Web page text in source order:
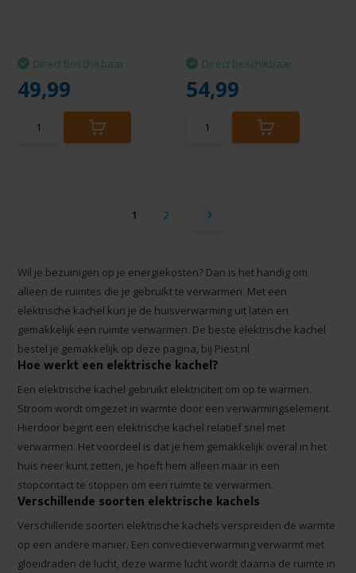
Direct beschikbaar
49,99
Direct beschikbaar
54,99
1 2
Wil je bezuinigen op je energiekosten? Dan is het handig om
alleen de ruimtes die je gebruikt te verwarmen. Met een
elektrische kachel kun je de huisverwarming uit laten en
gemakkelijk een ruimte verwarmen. De beste elektrische kachel
bestel je gemakkelijk op deze pagina, bij Piest.nl
Hoe werkt een elektrische kachel?
Een elektrische kachel gebruikt elektriciteit om op te warmen.
Stroom wordt omgezet in warmte door een verwarmingselement.
Hierdoor begint een elektrische kachel relatief snel met
verwarmen. Het voordeel is dat je hem gemakkelijk overal in het
huis neer kunt zetten, je hoeft hem alleen maar in een
stopcontact te stoppen om een ruimte te verwarmen.
Verschillende soorten elektrische kachels
Verschillende soorten elektrische kachels verspreiden de warmte
op een andere manier. Een convectieverwarming verwarmt met
gloeidraden de lucht, deze warme lucht wordt daarna de ruimte in